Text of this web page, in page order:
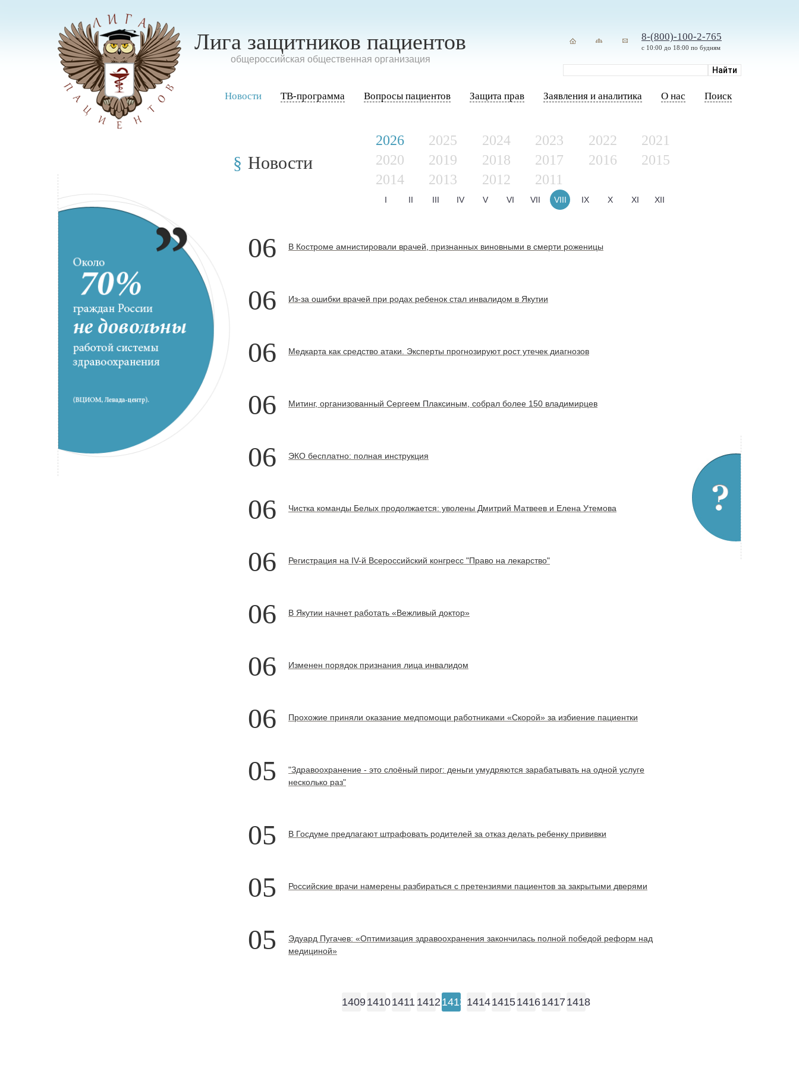
Лига защитников пациентов
oбщероссийская общественная организация
8-(800)-100-2-765
с 10:00 до 18:00 по будням
Новости ТВ-программа Вопросы пациентов Защита прав Заявления и аналитика О нас Поиск
Новости
2026 2025 2024 2023 2022
2021
2020
2019 2018 2017 2016
2015
2014
2013 2012 2011
I II III IV V VI VII VIII IX X XI XII
06 В Костроме амнистировали врачей, признанных виновными в смерти роженицы
06 Из-за ошибки врачей при родах ребенок стал инвалидом в Якутии
06 Медкарта как средство атаки. Эксперты прогнозируют рост утечек диагнозов
06 Митинг, организованный Сергеем Плаксиным, собрал более 150 владимирцев
06 ЭКО бесплатно: полная инструкция
06 Чистка команды Белых продолжается: уволены Дмитрий Матвеев и Елена Утемова
06 Регистрация на IV-й Всероссийский конгресс "Право на лекарство"
06 В Якутии начнет работать «Вежливый доктор»
06 Изменен порядок признания лица инвалидом
06 Прохожие приняли оказание медпомощи работниками «Скорой» за избиение пациентки
05
"Здравоохранение - это слоёный пирог: деньги умудряются зарабатывать на одной услуге
несколько раз"
05 В Госдуме предлагают штрафовать родителей за отказ делать ребенку прививки
05 Российские врачи намерены разбираться с претензиями пациентов за закрытыми дверями
05
Эдуард Пугачев: «Оптимизация здравоохранения закончилась полной победой реформ над
медициной»
140914101411 1412 1413 1414141514161417 1418